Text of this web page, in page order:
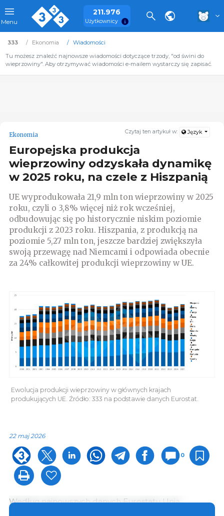
Menu
211.976
Użytkownicy
333 Ekonomia
Wiadomości
Tu możesz znaleźć najnowsze wiadomości dotyczące trzody, "od świni do
wieprzowiny". Aby otrzymywać wiadomości e-mailem wystarczy się zapisać.
Czytaj ten artykuł w: Język
Ekonomia
Europejska produkcja
wieprzowiny odzyskała dynamikę
w 2025 roku, na czele z Hiszpanią
UE wyprodukowała 21,9 mln ton wieprzowiny w 2025
roku, czyli o 3,8% więcej niż rok wcześniej,
odbudowując się po historycznie niskim poziomie
produkcji z 2023 roku. Hiszpania, z produkcją na
poziomie 5,27 mln ton, jeszcze bardziej zwiększyła
swoją przewagę nad Niemcami i odpowiada obecnie
za 24% całkowitej produkcji wieprzowiny w UE.
Ewolucja produkcji wieprzowiny w głównych krajach
produkujących UE. Źródło: 333 na podstawie danych Eurostat.
22 maj 2026
0
Według najnowszych danych Eurostatu Unia